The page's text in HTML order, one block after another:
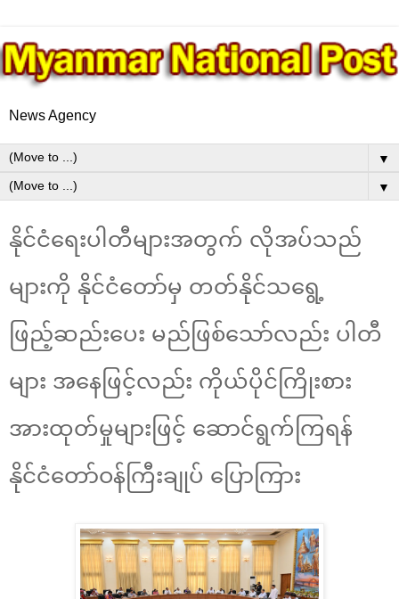
News Agency
▼
▼
နိုင်ငံရေးပါတီများအတွက် လိုအပ်သည်
များကို နိုင်ငံတော်မှ တတ်နိုင်သရွေ့
ဖြည့်ဆည်းပေး မည်ဖြစ်သော်လည်း ပါတီ
များ အနေဖြင့်လည်း ကိုယ်ပိုင်ကြိုးစား
အားထုတ်မှုများဖြင့် ဆောင်ရွက်ကြရန်
နိုင်ငံတော်ဝန်ကြီးချုပ် ပြောကြား